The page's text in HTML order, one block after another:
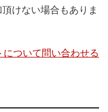
けない場合もありま
について問い合わせる